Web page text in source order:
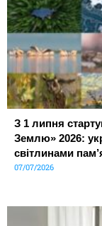
З 1 липня
Землю» 2026:
світлинами
07/07/2026